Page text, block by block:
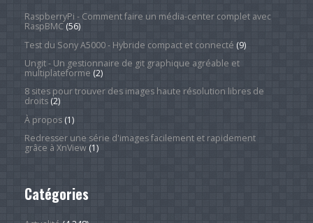
RaspberryPi - Comment faire un média-center complet avec
RaspBMC(56)
Test du Sony A5000 - Hybride compact et connecté (9)
Ungit - Un gestionnaire de git graphique agréable et
multiplateforme (2)
8 sites pour trouver des images haute résolution libres de
droits(2)
À propos(1)
Redresser une série d'images facilement et rapidement
grâce à XnView(1)
Catégories